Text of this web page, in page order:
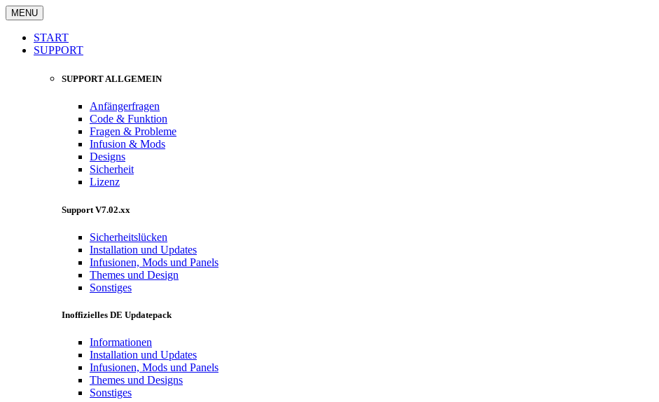
MENU
START
SUPPORT
SUPPORT ALLGEMEIN
Anfängerfragen
Code & Funktion
Fragen & Probleme
Infusion & Mods
Designs
Sicherheit
Lizenz
Support V7.02.xx
Sicherheitslücken
Installation und Updates
Infusionen, Mods und Panels
Themes und Design
Sonstiges
Inoffizielles DE Updatepack
Informationen
Installation und Updates
Infusionen, Mods und Panels
Themes und Designs
Sonstiges